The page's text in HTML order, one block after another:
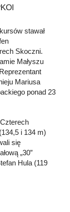
stawał
Skoczni.
Małyszu
Mariusa
ponad 23
i 134 m)
się
„30”
Hula (119